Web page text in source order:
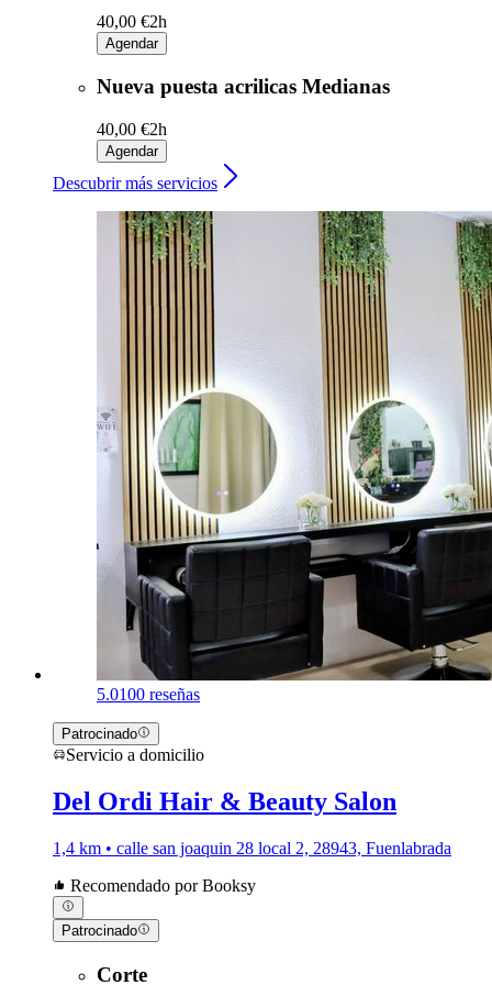
40,00 €2h
Agendar
Nueva puesta acrilicas Medianas
40,00 €2h
Agendar
Descubrir más servicios
5.0100 reseñas
Patrocinado
Servicio a domicilio
Del Ordi Hair & Beauty Salon
1,4 km • calle san joaquin 28 local 2, 28943, Fuenlabrada
Recomendado por Booksy
Patrocinado
Corte